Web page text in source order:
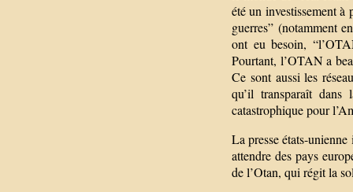
été un investissement
guerres” (notamment
ont eu besoin,
Pourtant, l’OTAN a
Ce sont aussi les
qu’il transparaît
catastrophique pour
La presse états-
attendre des pays
de l’Otan, qui régit la